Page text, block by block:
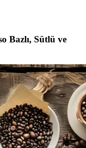
Bazlı, Sütlü ve